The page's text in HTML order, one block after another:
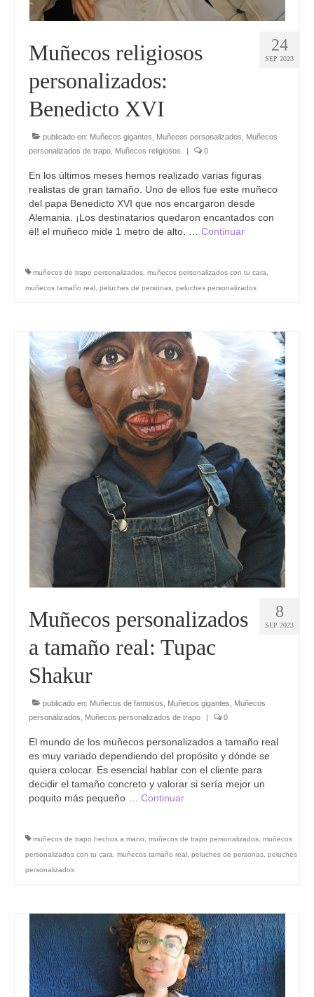
24
SEP 2023
Muñecos religiosos
personalizados:
Benedicto XVI
publicado en: Muñecos gigantes Muñecos personalizados
Muñecos
personalizados de trapo Muñecos religiosos | 0
En los últimos meses hemos realizado varias figuras
realistas de gran tamaño. Uno de ellos fue este muñeco
del papa Benedicto XVI que nos encargaron desde
Alemania. ¡Los destinatarios quedaron encantados con
él! el muñeco mide 1 metro de alto. … Continuar
muñecos de trapo personalizados muñecos personalizados con tu cara
muñecos tamaño real peluches de personas peluches personalizados
8
SEP 2023
Muñecos personalizados
a tamaño real: Tupac
Shakur
publicado en: Muñecos de famosos Muñecos gigantes
Muñecos
personalizados
Muñecos personalizados de trapo | 0
El mundo de los muñecos personalizados a tamaño real
es muy variado dependiendo del propósito y dónde se
quiera colocar. Es esencial hablar con el cliente para
decidir el tamaño concreto y valorar si sería mejor un
poquito más pequeño … Continuar
muñecos de trapo hechos a mano muñecos de trapo personalizados muñecos
personalizados con tu cara
muñecos tamaño real peluches de personas peluches
personalizados